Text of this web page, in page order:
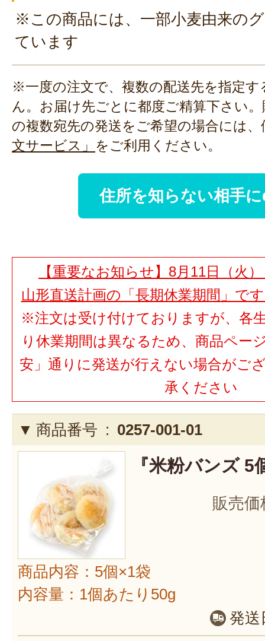
※この商品には、一部小麦由来の
ています
※一度の注文で、複数の配送先を指定
ん。お届け先ごとに都度ご精算下さい
の複数宛先の発送をご希望の場合には、
文サービス」 をご利用ください。
住所を知らない相手
【重要なお知らせ】8月11日（火
山形直送計画の「長期休業期間」で
※注文は受け付けておりますが、各
り休業期間は異なるため、商品ペー
安」通りに発送が行えない場合がご
承ください
商品番号 : 0257-001-01
『米粉バンズ 5
販売価
商品内容：5個×1袋
内容量：1個あたり50g
発送